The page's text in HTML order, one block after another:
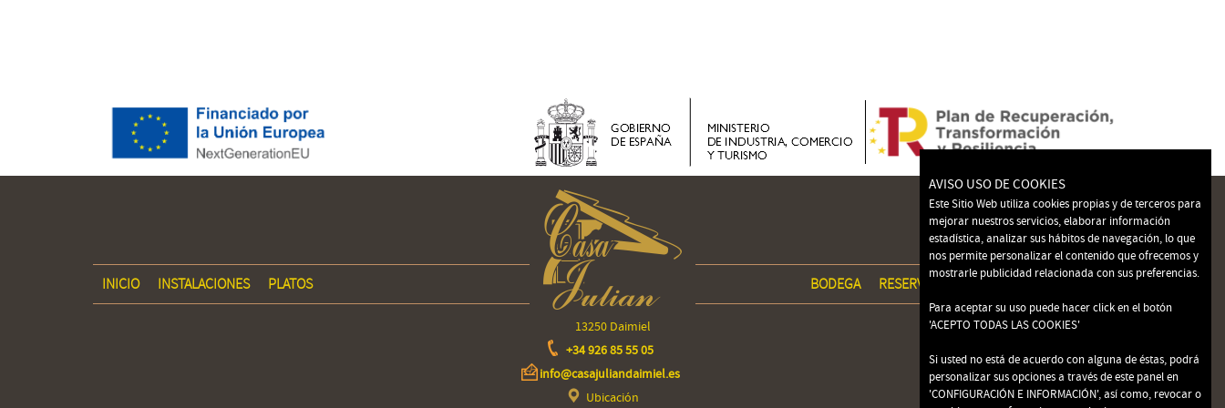
13250 Daimiel
+34 926 85 55 05
info@casajuliandaimiel.es
Ubicación
INICIO INSTALACIONES PLATOS RESERVA ONLINE
BODEGA
AVISO USO DE COOKIES
Este Sitio Web utiliza cookies propias y de terceros para
mejorar nuestros servicios, elaborar información
estadística, analizar sus hábitos de navegación, lo que
nos permite personalizar el contenido que ofrecemos y
mostrarle publicidad relacionada con sus preferencias.
Para aceptar su uso puede hacer click en el botón
'ACEPTO TODAS LAS COOKIES'
Si usted no está de acuerdo con alguna de éstas, podrá
personalizar sus opciones a través de este panel en
'CONFIGURACIÓN E INFORMACIÓN', así como, revocar o